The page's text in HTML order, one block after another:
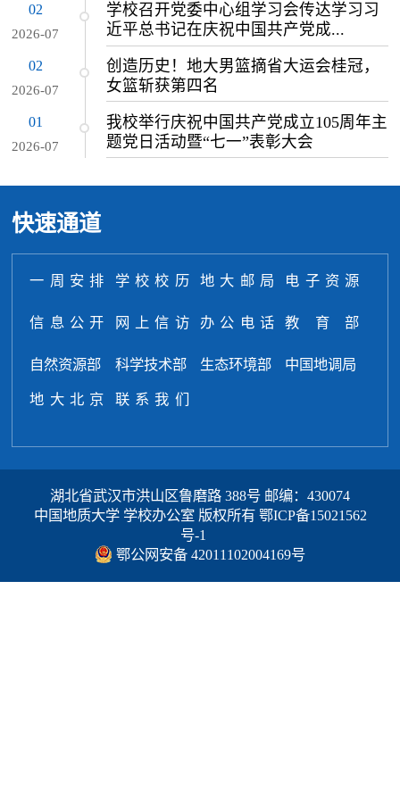
02
2026-07
学校召开党委中心组学习会传达学习习
近平总书记在庆祝中国共产党成...
02
2026-07
创造历史！地大男篮摘省大运会桂冠，
女篮斩获第四名
01
2026-07
我校举行庆祝中国共产党成立105周年主
题党日活动暨“七一”表彰大会
快速通道
一周安排 学校校历 地大邮局 电子资源
信息公开 网上信访 办公电话 教育部
自然资源部 科学技术部 生态环境部 中国地调局
地大北京 联系我们
湖北省武汉市洪山区鲁磨路 388号 邮编：430074
中国地质大学 学校办公室 版权所有 鄂ICP备15021562
号-1
鄂公网安备 42011102004169号